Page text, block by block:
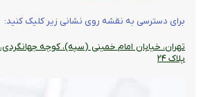
برای دسترسی به نقشه روی نشانی زیر کلیک کنید:
تهران، خیابان امام خمینی (سپه)، کوچه
پلاک ۲۴